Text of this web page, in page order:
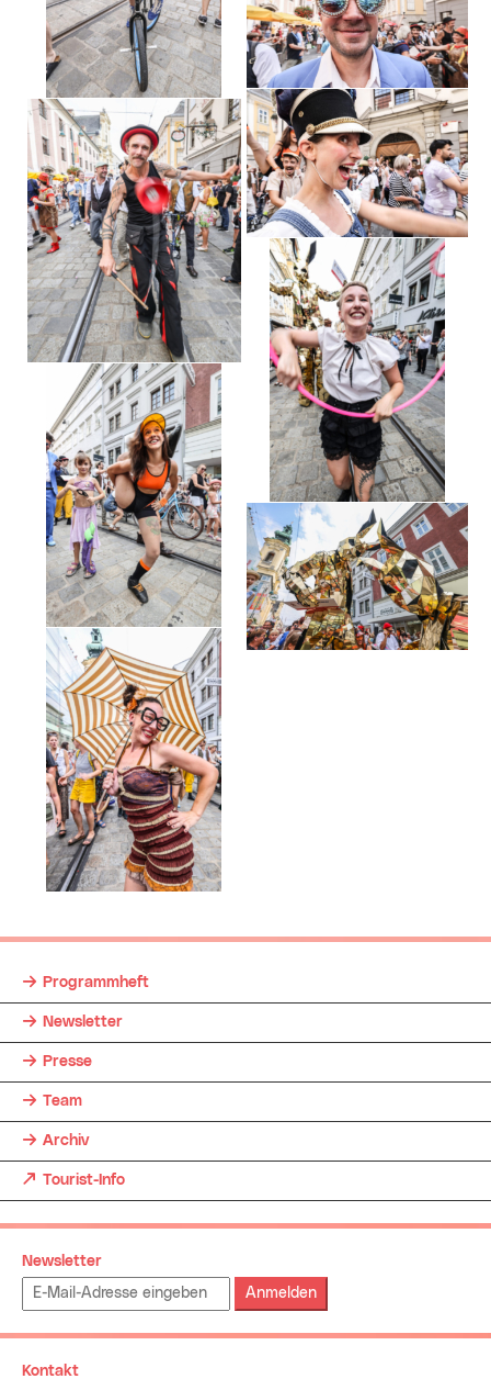
Programmheft
Newsletter
Presse
Team
Archiv
Tourist-Info(neues Fenster)
Newsletter
Emailadresse:
Kontakt